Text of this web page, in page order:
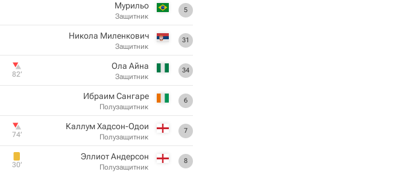
5
Мурильо
Защитник
31
Никола Миленкович
Защитник
34
Ола Айна
Защитник
82‎’‎
6
Ибраим Сангаре
Полузащитник
7
Каллум Хадсон-Одои
Полузащитник
74‎’‎
8
Эллиот Андерсон
Полузащитник
30‎’‎